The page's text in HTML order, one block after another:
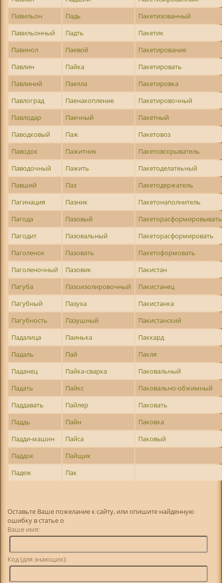
Павильон
Падь
Пакетизованный
Павильонный
Падть
Пакетик
Павинол
Паевой
Пакетирование
Павлин
Пайка
Пакетировать
Павлиний
Паелла
Пакетировка
Павлоград
Паенакопление
Пакетировочный
Павлодар
Паечный
Пакетный
Паводковый
Паж
Пакетовоз
Паводок
Пажитник
Пакетовскрыватель
Паводочный
Пажить
Пакетоделатеьный
Павший
Паз
Пакетодержатель
Пагинация
Пазник
Пакетонаполнитель
Пагода
Пазовый
Пакеторасформировывать
Пагодит
Пазовальный
Пакеторасформировать
Паголенок
Пазовать
Пакетоформовать
Паголеночный
Пазовик
Пакистан
Пагуба
Пазоизолировочный
Пакистанец
Пагубный
Пазуха
Пакистанка
Пагубность
Пазушный
Пакистанский
Падалица
Паинька
Паккард
Падаль
Пай
Пакля
Паданец
Пайка-сварка
Паковальный
Падать
Пайкс
Паковально-обжимный
Паддавать
Пайлер
Паковать
Паддь
Пайн
Паковка
Падди-машин
Пайса
Паковый
Паддок
Пайщик
Падеж
Пак
Оставьте Ваше пожелание к сайту, или опишите найденную
ошибку в статье о
Ваше имя:
Код (для знающих):